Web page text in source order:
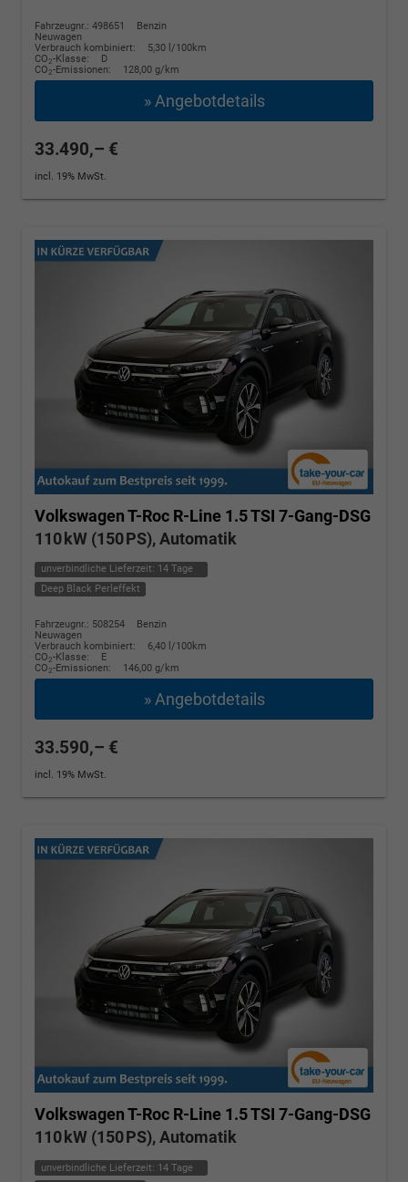
Fahrzeugnr.: 498651
Benzin
Neuwagen
Verbrauch kombiniert:
5,30 l/100km
CO2-Klasse:
D
CO2-Emissionen: 128,00 g/km
» Angebotdetails
33.490,– €
incl. 19% MwSt.
Volkswagen T-Roc R-Line 1.5 TSI 7-Gang-DSG
110 kW (150 PS), Automatik
unverbindliche Lieferzeit: 14 Tage
Deep Black Perleffekt
Fahrzeugnr.: 508254
Benzin
Neuwagen
Verbrauch kombiniert:
6,40 l/100km
CO2-Klasse:
E
CO2-Emissionen: 146,00 g/km
» Angebotdetails
33.590,– €
incl. 19% MwSt.
Volkswagen T-Roc R-Line 1.5 TSI 7-Gang-DSG
110 kW (150 PS), Automatik
unverbindliche Lieferzeit: 14 Tage